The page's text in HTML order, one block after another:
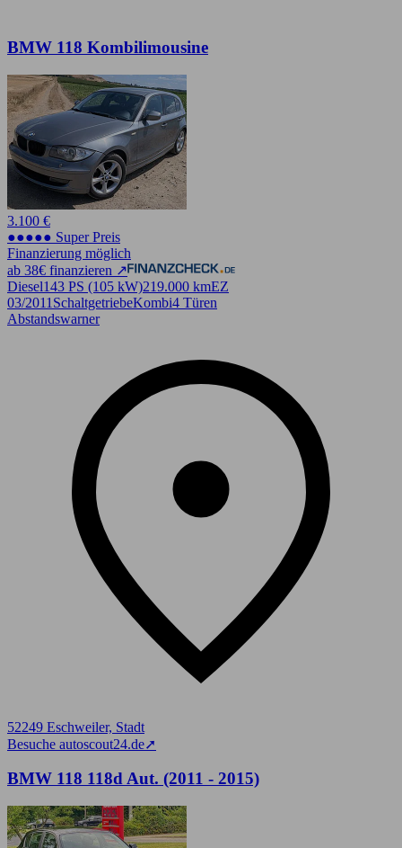
BMW 118 Kombilimousine
3.100 €
●●●●● Super Preis
Finanzierung möglich
ab 38€ finanzieren ↗
Diesel143 PS (105 kW)219.000 kmEZ
03/2011 SchaltgetriebeKombi4 Türen
Abstandswarner
52249 Eschweiler, Stadt
Besuche autoscout24.de➚
BMW 118 118d Aut. (2011 - 2015)